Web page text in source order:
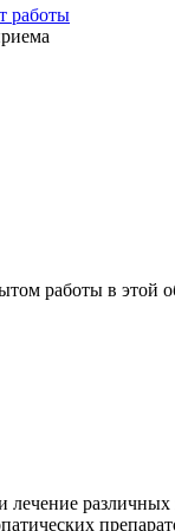
работы
работы в этой
лечение